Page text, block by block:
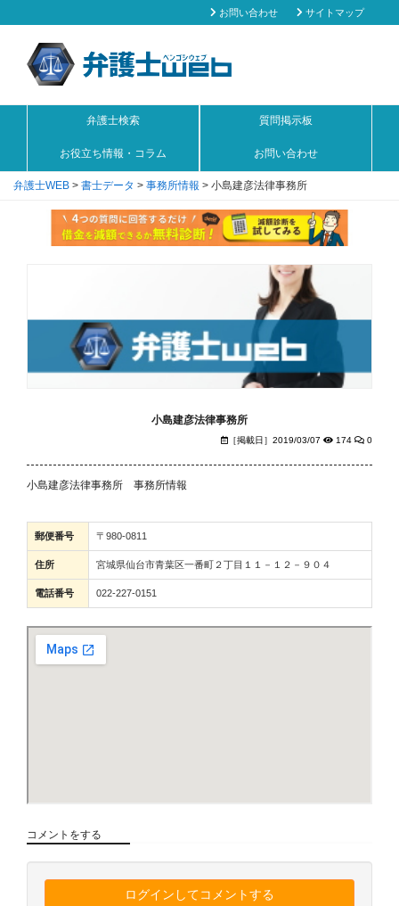
お問い合わせ サイトマップ
弁護士検索 質問掲示板
お役立ち情報・コラム お問い合わせ
弁護士WEB > 書士データ > 事務所情報 > 小島建彦法律事務所
小島建彦法律事務所
［掲載日］2019/03/07 174 0
小島建彦法律事務所 事務所情報
郵便番号 〒980-0811
住所 宮城県仙台市青葉区一番町２丁目１１－１２－９０４
電話番号 022-227-0151
コメントをする
ログインしてコメントする